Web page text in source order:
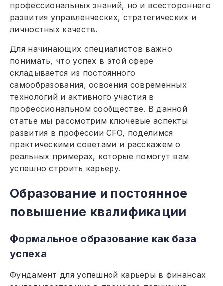
профессиональных знаний, но и всестороннего
развития управленческих, стратегических и
личностных качеств.
Для начинающих специалистов важно
понимать, что успех в этой сфере
складывается из постоянного
самообразования, освоения современных
технологий и активного участия в
профессиональном сообществе. В данной
статье мы рассмотрим ключевые аспекты
развития в профессии CFO, поделимся
практическими советами и расскажем о
реальных примерах, которые помогут вам
успешно строить карьеру.
Образование и постоянное
повышение квалификации
Формальное образование как база
успеха
Фундамент для успешной карьеры в финансах